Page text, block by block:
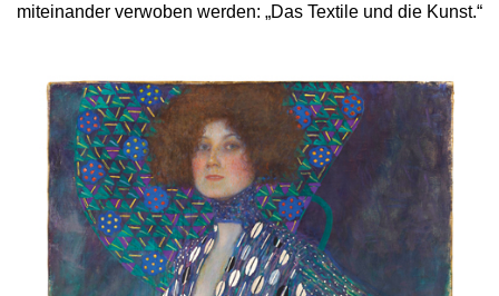
miteinander verwoben werden: „Das Textile und die Kunst.“